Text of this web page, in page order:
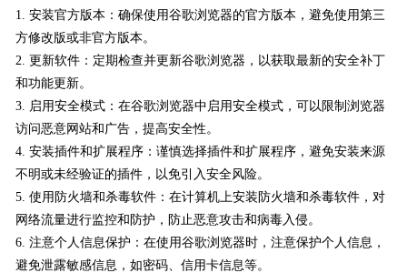
1. 安装官方版本：确保使用谷歌浏览器的官方版本，避免使用第三
方修改版或非官方版本。
2. 更新软件：定期检查并更新谷歌浏览器，以获取最新的安全补丁
和功能更新。
3. 启用安全模式：在谷歌浏览器中启用安全模式，可以限制浏览器
访问恶意网站和广告，提高安全性。
4. 安装插件和扩展程序：谨慎选择插件和扩展程序，避免安装来源
不明或未经验证的插件，以免引入安全风险。
5. 使用防火墙和杀毒软件：在计算机上安装防火墙和杀毒软件，对
网络流量进行监控和防护，防止恶意攻击和病毒入侵。
6. 注意个人信息保护：在使用谷歌浏览器时，注意保护个人信息，
避免泄露敏感信息，如密码、信用卡信息等。